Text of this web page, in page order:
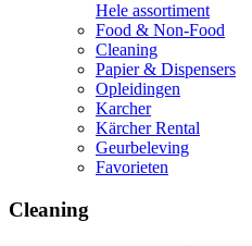
Hele assortiment
Food & Non-Food
Cleaning
Papier & Dispensers
Opleidingen
Karcher
Kärcher Rental
Geurbeleving
Favorieten
Cleaning